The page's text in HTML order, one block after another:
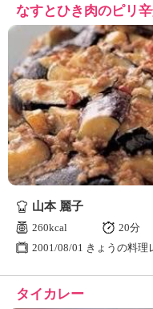
なすとひき肉のピリ
山本 麗子
260kcal
20分
2001/08/01 きょうの料理
タイカレー